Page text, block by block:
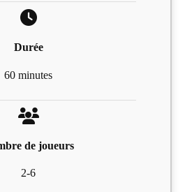
Durée
60 minutes
de joueurs
2-6